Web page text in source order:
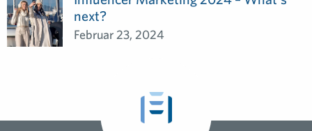
next?
Februar 23, 2024